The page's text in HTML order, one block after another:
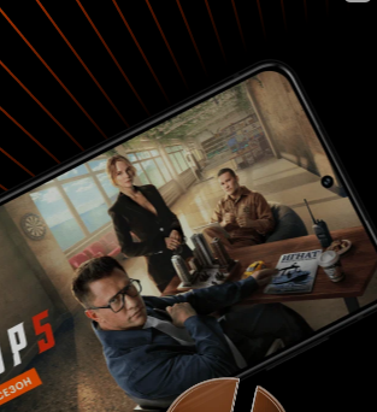
что Дэвид без сознания
демон, прогоняет
через секунду Дэвид
что бы сестра
его покои и прекратила
демона, (фантастическая
серий где они
ангелов, демонов),
с завидной проворностью
что это было? Ответ
Подводя итоги:
сценаристы (если их
придумывают, но связать их
последовательно
Если приглядеться,
сценарной лени
часто в сериалах, но в
индикатор лени -